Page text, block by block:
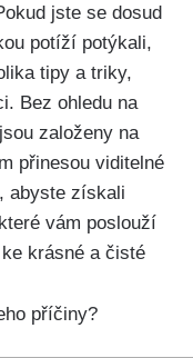
jste se dosud
​potíží potýkali,
tipy a triky,
Bez ohledu na
založeny‍ na
přinesou viditelné
abyste získali
vám poslouží
krásné a čisté